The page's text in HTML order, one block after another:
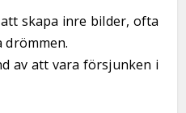
skapa inre bilder, ofta
drömmen.
av att vara försjunken i